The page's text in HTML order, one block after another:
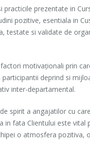
practicile prezentate in
pozitive, esentiala in
testate si validate de
motivaționali prin
deprind si
inter-departamental.
spirit a angajatilor cu
in fata Clientului este vital
o atmosfera pozitiva,